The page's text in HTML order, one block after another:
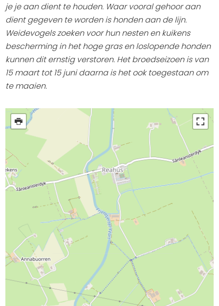
Routes
Veel bezochte pagina's:
Top 10 leuke dingen
Vakantie vieren in Sneek
Overnachten in Sneek
Citygame Escapegame Sneek
Webcams
De leukste routes
Interactieve plattegrond van Sneek
Winkelen in Sneek
Bootverhuur
je je aan dient te houden. Waar vooral gehoor aan
dient gegeven te worden is honden aan de lijn.
Weidevogels zoeken voor hun nesten en kuikens
bescherming in het hoge gras en loslopende honden
kunnen dit ernstig verstoren. Het broedseizoen is van
15 maart tot 15 juni daarna is het ook toegestaan om
te maaien.